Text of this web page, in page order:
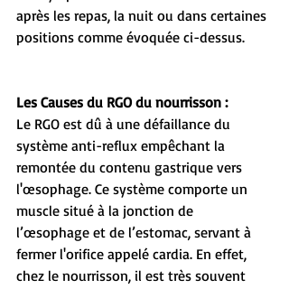
après les repas, la nuit ou dans certaines
positions comme évoquée ci-dessus.
Les Causes du RGO du nourrisson :
Le RGO est dû à une défaillance du
système anti-reflux empêchant la
remontée du contenu gastrique vers
l'œsophage. Ce système comporte un
muscle situé à la jonction de
l’œsophage et de l’estomac, servant à
fermer l'orifice appelé cardia. En effet,
chez le nourrisson, il est très souvent